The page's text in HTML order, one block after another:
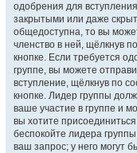
одобрения для
закрытыми или даже
общедоступна, то вы
членство в ней, щёлкнув
кнопке. Если требуется
группе, вы можете
вступление, щёлкнув по
кнопке. Лидер группы
ваше участие в группе и
вы хотите
беспокойте лидера
ваш запрос; у него могут